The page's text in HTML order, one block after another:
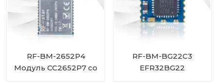
RF-BM-2652P4
Модуль CC2652P7 со
RF-BM-BG22C3
EFR32BG22